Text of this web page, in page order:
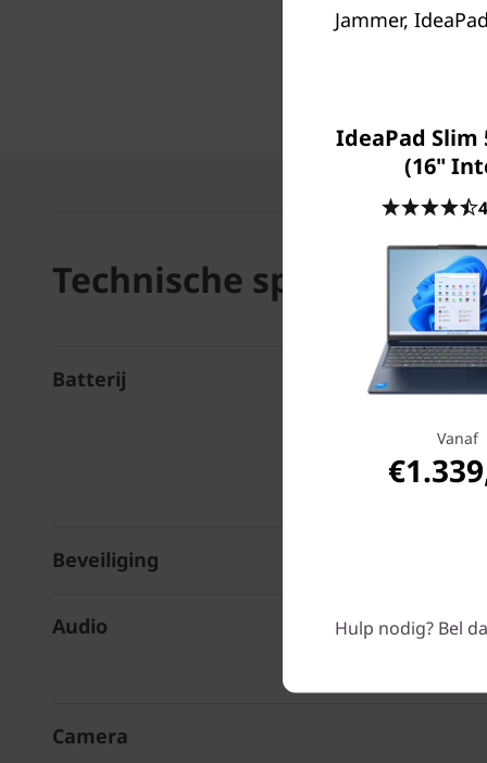
Technische specificaties
Batterij
Beveiliging
Audio
Camera
Jammer,
IdeaPad Slim
(16"
Vanaf
Hulp nodig? Bel